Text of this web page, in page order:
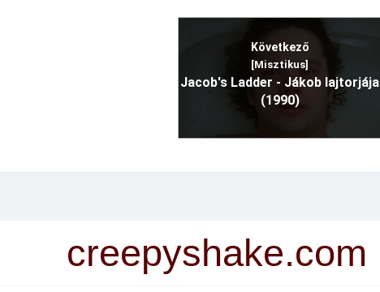
Következő
[Misztikus]
Jacob's Ladder - Jákob lajtorjája
(1990)
creepyshake.com